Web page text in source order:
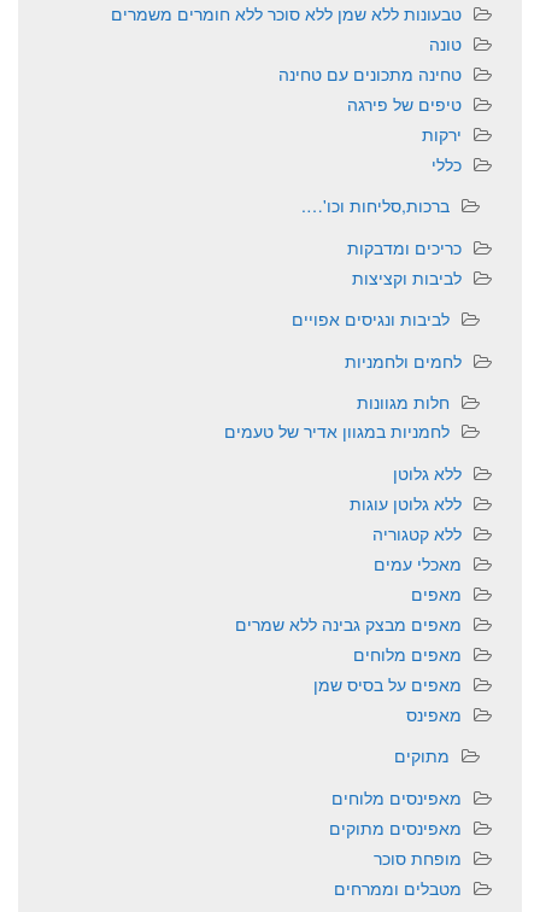
טבעונות ללא שמן ללא סוכר ללא חומרים משמרים
טונה
טחינה מתכונים עם טחינה
טיפים של פירגה
ירקות
כללי
ברכות,סליחות וכו'….
כריכים ומדבקות
לביבות וקציצות
לביבות ונגיסים אפויים
לחמים ולחמניות
חלות מגוונות
לחמניות במגוון אדיר של טעמים
ללא גלוטן
ללא גלוטן עוגות
ללא קטגוריה
מאכלי עמים
מאפים
מאפים מבצק גבינה ללא שמרים
מאפים מלוחים
מאפים על בסיס שמן
מאפינס
מתוקים
מאפינסים מלוחים
מאפינסים מתוקים
מופחת סוכר
מטבלים וממרחים